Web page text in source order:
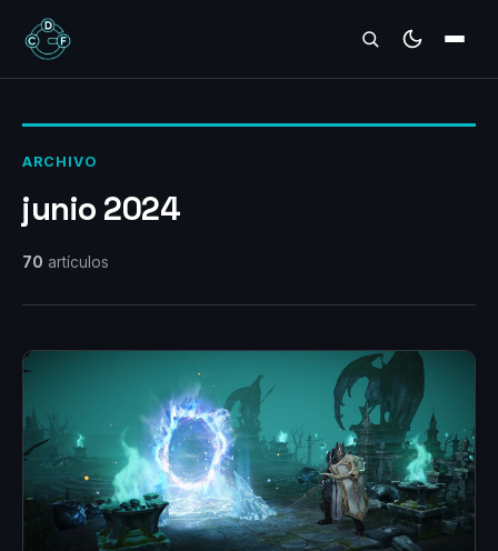
REVIEWS
ARCHIVO
junio 2024
70 artículos